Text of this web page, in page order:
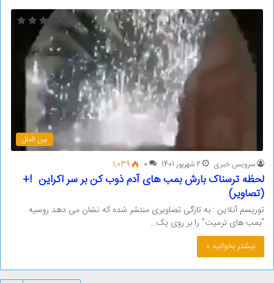
بین الملل
سرویس خبری 2 شهریور 1401 0
1,039
لحظه ترسناک بارش بمب های آدم ذوب کن بر سر اکراین !+
(تصاویر)
توریسم آنلاین : به تازگی تصاویری منتشر شده که نشان می دهد روسیه
“بمب های ترمیت” را بر روی یک…
بیشتر بخوانید »